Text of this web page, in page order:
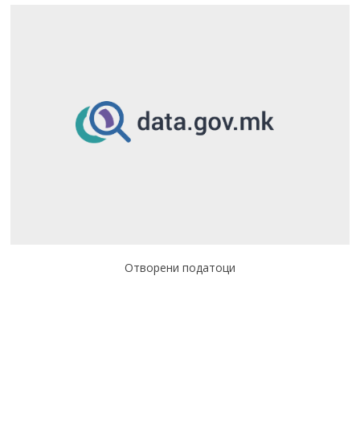
Отворени податоци